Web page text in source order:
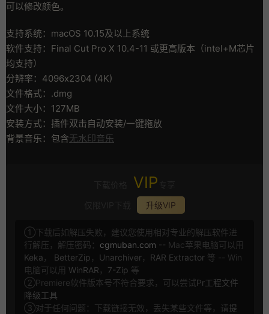
可以修改颜色。
支持系统：macOS 10.15及以上系统
软件支持：Final Cut Pro X 10.4-11 或更高版本（intel+M芯片
均支持）
分辨率：4096x2304 (4K)
文件格式：.dmg
文件大小：127MB
安装方式：插件双击自动安装/一键拖放
背景音乐：包含无水印音乐
VIP
升级VIP
①下载后如解压失败，建议您使用相对专业的解压软件进
行解压，解压密码： cgmuban.com -- Mac苹果电脑可以用
Keka ， BetterZip ， Unarchiver， RAR Extractor 等 -- Win
电脑可以用 WinRAR ， 7-Zip 等
②Premiere软件版本号不符合要求，可以尝试Pr工程文件
降级工具
③对于任何问题：下载链接无效，丢失某些文件等，请提